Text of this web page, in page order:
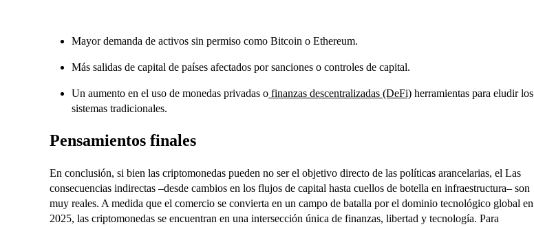
Mayor demanda de activos sin permiso como Bitcoin o Ethereum.
Más salidas de capital de países afectados por sanciones o controles de capital.
Un aumento en el uso de monedas privadas o finanzas descentralizadas (DeFi) herramientas para eludir los
sistemas tradicionales.
Pensamientos finales
En conclusión, si bien las criptomonedas pueden no ser el objetivo directo de las políticas arancelarias, el Las
consecuencias indirectas –desde cambios en los flujos de capital hasta cuellos de botella en infraestructura– son
muy reales. A medida que el comercio se convierta en un campo de batalla por el dominio tecnológico global en
2025, las criptomonedas se encuentran en una intersección única de finanzas, libertad y tecnología. Para